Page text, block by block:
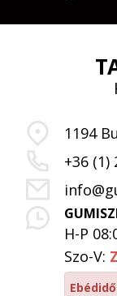
1194
+36 (1)
H-P
Szo-V: